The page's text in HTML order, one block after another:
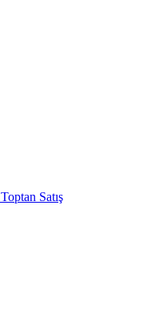
Toptan Satış